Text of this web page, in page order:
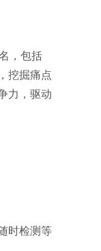
，包括
挖掘痛点
力，驱动
时检测等